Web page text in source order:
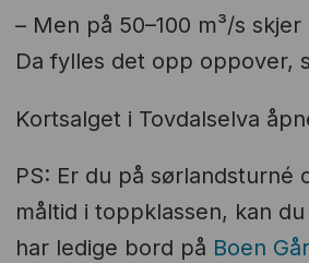
– Men på 50–100 m³/s
Da fylles det opp oppover,
Kortsalget i Tovdalselva
PS: Er du på sørlandsturné
måltid i toppklassen, kan
har ledige bord på Boen